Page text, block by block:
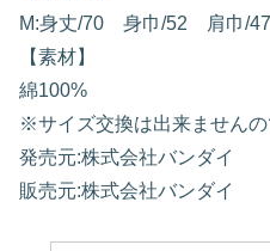
M:身丈/70 身巾/52 肩巾/
【素材】
綿100%
※サイズ交換は出来ませんの
発売元:株式会社バンダイ
販売元:株式会社バンダイ